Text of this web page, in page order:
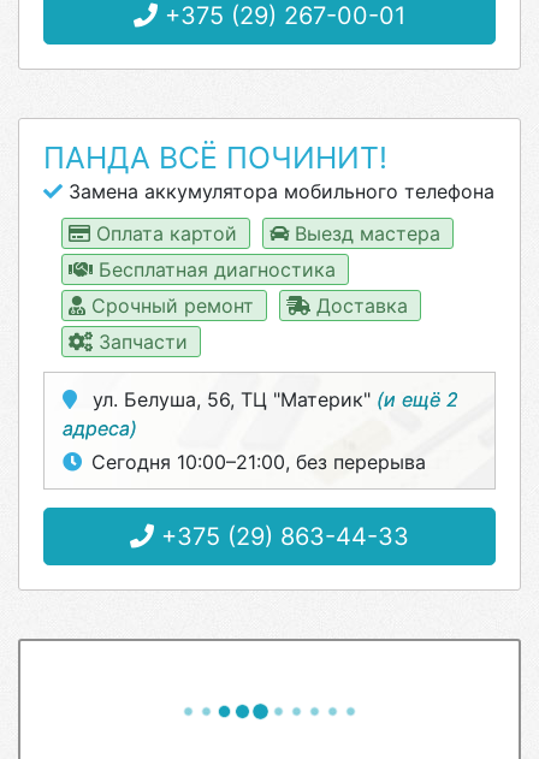
+375 (29) 267-00-01
ПАНДА ВСЁ ПОЧИНИТ!
Замена аккумулятора мобильного телефона
Оплата картой
Выезд мастера
Бесплатная диагностика
Срочный ремонт
Доставка
Запчасти
ул. Белуша, 56, ТЦ "Материк" (и ещё 2
адреса)
Сегодня 10:00–21:00, без перерыва
+375 (29) 863-44-33